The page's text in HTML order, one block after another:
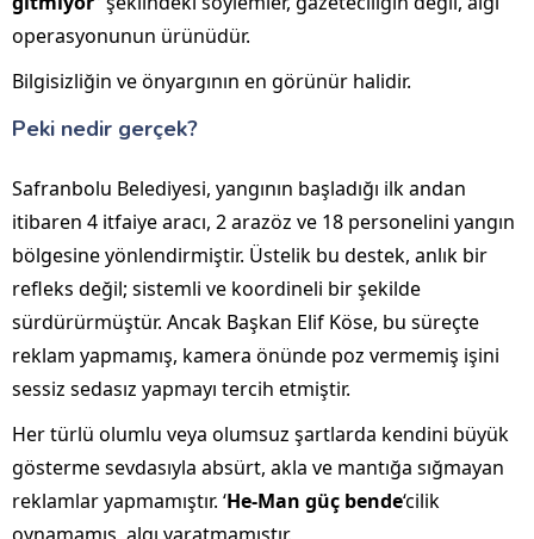
operasyonunun ürünüdür.
Bilgisizliğin ve önyargının en görünür halidir.
Peki nedir gerçek?
Safranbolu Belediyesi, yangının başladığı ilk andan
itibaren 4 itfaiye aracı, 2 arazöz ve 18 personelini yangın
bölgesine yönlendirmiştir. Üstelik bu destek, anlık bir
refleks değil; sistemli ve koordineli bir şekilde
sürdürürmüştür. Ancak Başkan Elif Köse, bu süreçte
reklam yapmamış, kamera önünde poz vermemiş işini
sessiz sedasız yapmayı tercih etmiştir.
Her türlü olumlu veya olumsuz şartlarda kendini büyük
gösterme sevdasıyla absürt, akla ve mantığa sığmayan
reklamlar yapmamıştır. ‘He-Man güç bende‘cilik